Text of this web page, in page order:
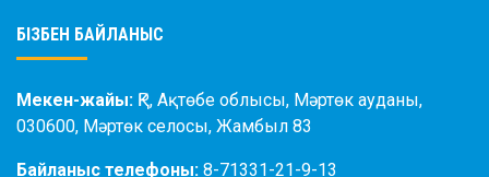
БІЗБЕН БАЙЛАНЫС
Мекен-жайы: ҚР, Ақтөбе облысы, Мәртөк ауданы,
030600, Мәртөк селосы, Жамбыл 83
Байланыс телефоны: 8-71331-21-9-13